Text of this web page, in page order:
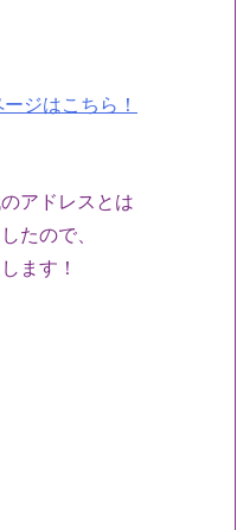
ジはこちら！
アドレスとは
たので、
ます！